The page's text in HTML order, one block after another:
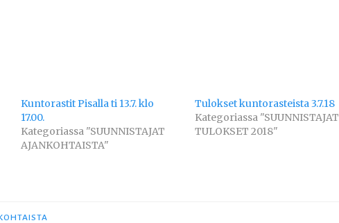
Kuntorastit Pisalla ti 13.7. klo
17.00.
Kategoriassa "SUUNNISTAJAT
AJANKOHTAISTA"
Tulokset kuntorasteista 3.7.18
Kategoriassa "SUUNNISTAJAT
TULOKSET 2018"